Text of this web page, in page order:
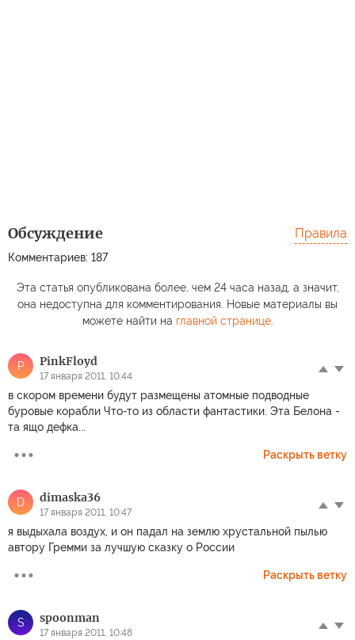
Обсуждение
Комментариев: 187
Правила
Эта статья опубликована более, чем 24 часа назад, а значит,
она недоступна для комментирования. Новые материалы вы
можете найти на главной странице.
P PinkFloyd
17 января 2011, 10:44
в скором времени будут размещены атомные подводные
буровые корабли Что-то из области фантастики. Эта Белона -
та ящо дефка...
Раскрыть ветку
D dimaska36
17 января 2011, 10:47
я выдыхала воздух, и он падал на землю хрустальной пылью
автору Гремми за лучшую сказку о России
Раскрыть ветку
S spoonman
17 января 2011, 10:48